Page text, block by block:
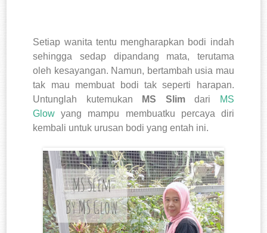
Setiap wanita tentu mengharapkan bodi indah
sehingga sedap dipandang mata, terutama
oleh kesayangan. Namun, bertambah usia mau
tak mau membuat bodi tak seperti harapan.
Untunglah kutemukan
MS Slimdari
MS
Glow yang mampu membuatku percaya diri
kembali untuk urusan bodi yang entah ini.